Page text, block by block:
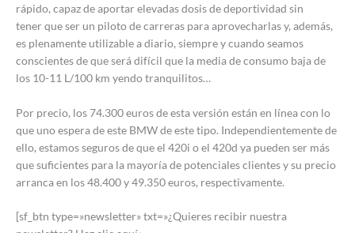
rápido, capaz de aportar elevadas dosis de deportividad sin
tener que ser un piloto de carreras para aprovecharlas y, además,
es plenamente utilizable a diario, siempre y cuando seamos
conscientes de que será difícil que la media de consumo baja de
los 10-11 L/100 km yendo tranquilitos…
Por precio, los 74.300 euros de esta versión están en línea con lo
que uno espera de este BMW de este tipo. Independientemente de
ello, estamos seguros de que el 420i o el 420d ya pueden ser más
que suficientes para la mayoría de potenciales clientes y su precio
arranca en los 48.400 y 49.350 euros, respectivamente.
[sf_btn type=»newsletter» txt=»¿Quieres recibir nuestra